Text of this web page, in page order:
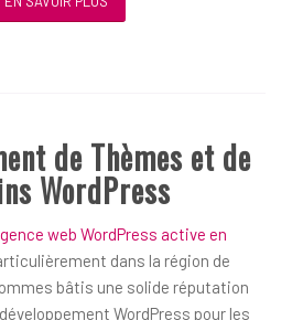
de Thèmes et de
WordPress
web WordPress active en
dans la région de
bâtis une solide réputation
WordPress pour les